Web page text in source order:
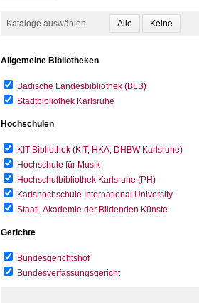
Kataloge auswählen
Allgemeine Bibliotheken
Badische Landesbibliothek (BLB)
Stadtbibliothek Karlsruhe
Hochschulen
KIT-Bibliothek (KIT, HKA, DHBW Karlsruhe)
Hochschule für Musik
Hochschulbibliothek Karlsruhe (PH)
Karlshochschule International University
Staatl. Akademie der Bildenden Künste
Gerichte
Bundesgerichtshof
Bundesverfassungsgericht